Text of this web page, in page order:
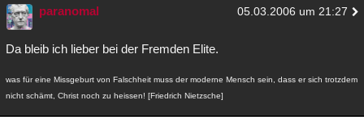
paranomal 05.03.2006 um 21:27
Da bleib ich lieber bei der Fremden Elite.
was für eine Missgeburt von Falschheit muss der moderne Mensch sein, dass er sich trotzdem
nicht schämt, Christ noch zu heissen! [Friedrich Nietzsche]